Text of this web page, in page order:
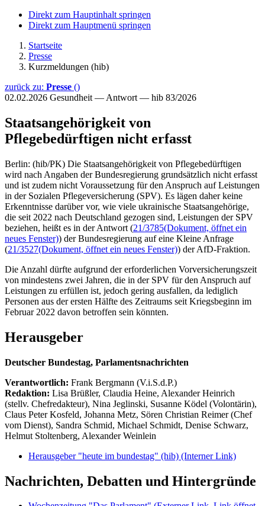
Direkt zum Hauptinhalt springen
Direkt zum Hauptmenü springen
Startseite
Presse
Kurzmeldungen (hib)
zurück zu: Presse ()
02.02.2026 Gesundheit — Antwort — hib 83/2026
Staatsangehörigkeit von
Pflegebedürftigen nicht erfasst
Berlin: (hib/PK) Die Staatsangehörigkeit von Pflegebedürftigen
wird nach Angaben der Bundesregierung grundsätzlich nicht erfasst
und ist zudem nicht Voraussetzung für den Anspruch auf Leistungen
in der Sozialen Pflegeversicherung (SPV). Es lägen daher keine
Erkenntnisse darüber vor, wie viele ukrainische Staatsangehörige,
die seit 2022 nach Deutschland gezogen sind, Leistungen der SPV
beziehen, heißt es in der Antwort (21/3785(Dokument, öffnet ein
neues Fenster)) der Bundesregierung auf eine Kleine Anfrage
(21/3527(Dokument, öffnet ein neues Fenster)) der AfD-Fraktion.
Die Anzahl dürfte aufgrund der erforderlichen Vorversicherungszeit
von mindestens zwei Jahren, die in der SPV für den Anspruch auf
Leistungen zu erfüllen ist, jedoch gering ausfallen, da lediglich
Personen aus der ersten Hälfte des Zeitraums seit Kriegsbeginn im
Februar 2022 davon betroffen sein könnten.
Herausgeber
Deutscher Bundestag, Parlamentsnachrichten
Verantwortlich: Frank Bergmann (V.i.S.d.P.)
Redaktion: Lisa Brüßler, Claudia Heine, Alexander Heinrich
(stellv. Chefredakteur), Nina Jeglinski, Susanne Ködel (Volontärin),
Claus Peter Kosfeld, Johanna Metz, Sören Christian Reimer (Chef
vom Dienst), Sandra Schmid, Michael Schmidt, Denise Schwarz,
Helmut Stoltenberg, Alexander Weinlein
Herausgeber "heute im bundestag" (hib) (Interner Link)
Nachrichten, Debatten und Hintergründe